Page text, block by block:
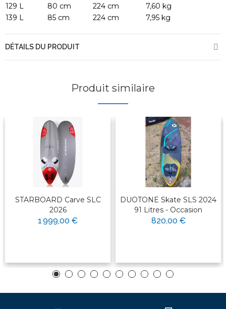
129 L
80 cm 224 cm
7,60 kg
139 L
85 cm 224 cm 7,95 kg
DÉTAILS DU PRODUIT
Produit similaire
STARBOARD Carve SLC
2026
1 999,00 €
DUOTONE Skate SLS 2024
91 Litres - Occasion
820,00 €